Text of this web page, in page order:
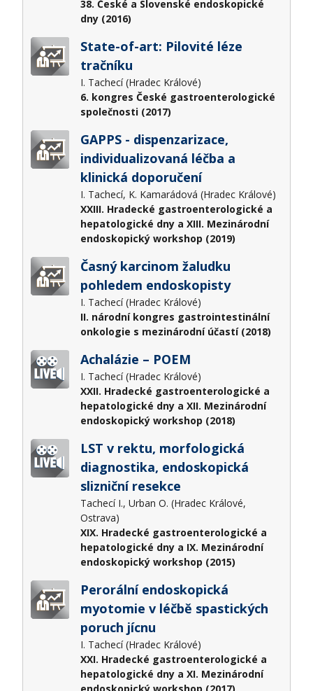
38. České a Slovenské endoskopické
dny (2016)
State-of-art: Pilovité léze
tračníku
I. Tachecí (Hradec Králové)
6. kongres České gastroenterologické
společnosti (2017)
GAPPS - dispenzarizace,
individualizovaná léčba a
klinická doporučení
I. Tachecí, K. Kamarádová (Hradec Králové)
XXIII. Hradecké gastroenterologické a
hepatologické dny a XIII. Mezinárodní
endoskopický workshop (2019)
Časný karcinom žaludku
pohledem endoskopisty
I. Tachecí (Hradec Králové)
II. národní kongres gastrointestinální
onkologie s mezinárodní účastí (2018)
Achalázie – POEM
I. Tachecí (Hradec Králové)
XXII. Hradecké gastroenterologické a
hepatologické dny a XII. Mezinárodní
endoskopický workshop (2018)
LST v rektu, morfologická
diagnostika, endoskopická
slizniční resekce
Tachecí I., Urban O. (Hradec Králové,
Ostrava)
XIX. Hradecké gastroenterologické a
hepatologické dny a IX. Mezinárodní
endoskopický workshop (2015)
Perorální endoskopická
myotomie v léčbě spastických
poruch jícnu
I. Tachecí (Hradec Králové)
XXI. Hradecké gastroenterologické a
hepatologické dny a XI. Mezinárodní